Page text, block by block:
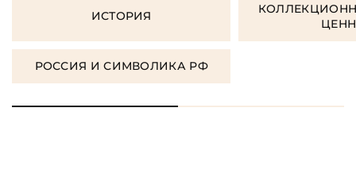
ИСТОРИЯ
РОССИЯ И СИМВОЛИКА РФ